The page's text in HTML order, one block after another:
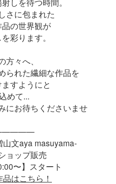
さに包まれた
の世界観が
彩ります。
方々へ、
られた繊細な作品を
すようにと
めて...
にお待ちくださいませ
山文aya masuyama-
ョップ販売
〜】スタート
はこちら！